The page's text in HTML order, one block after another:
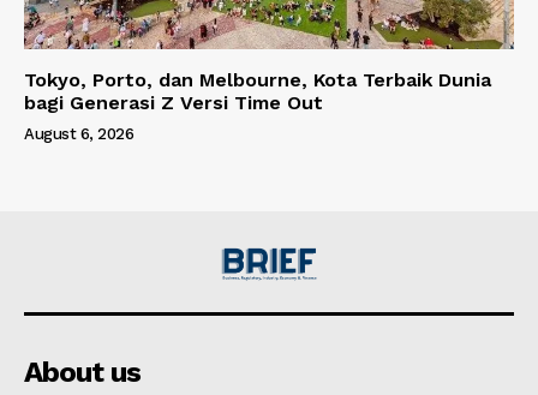
Tokyo, Porto, dan Melbourne, Kota Terbaik Dunia
bagi Generasi Z Versi Time Out
August 6, 2026
About us